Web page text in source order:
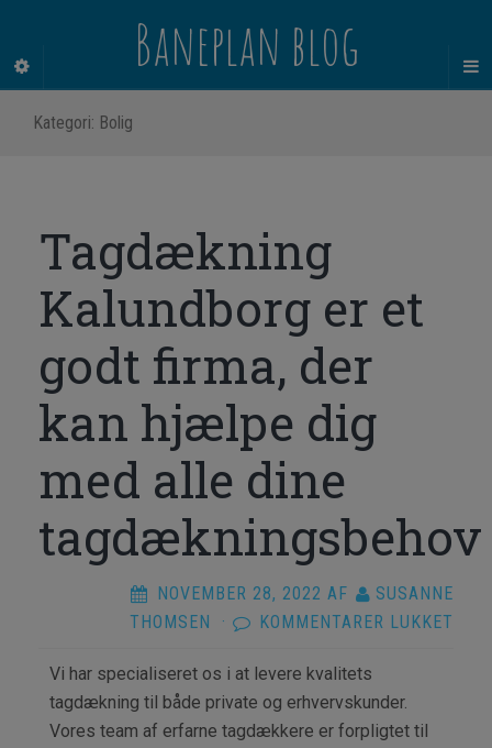
Baneplan blog
Kategori: Bolig
Tagdækning
Kalundborg er et
godt firma, der
kan hjælpe dig
med alle dine
tagdækningsbehov
NOVEMBER 28, 2022 AF
SUSANNE
THOMSEN
· KOMMENTARER LUKKET
Vi har specialiseret os i at levere kvalitets
tagdækning til både private og erhvervskunder.
Vores team af erfarne tagdækkere er forpligtet til